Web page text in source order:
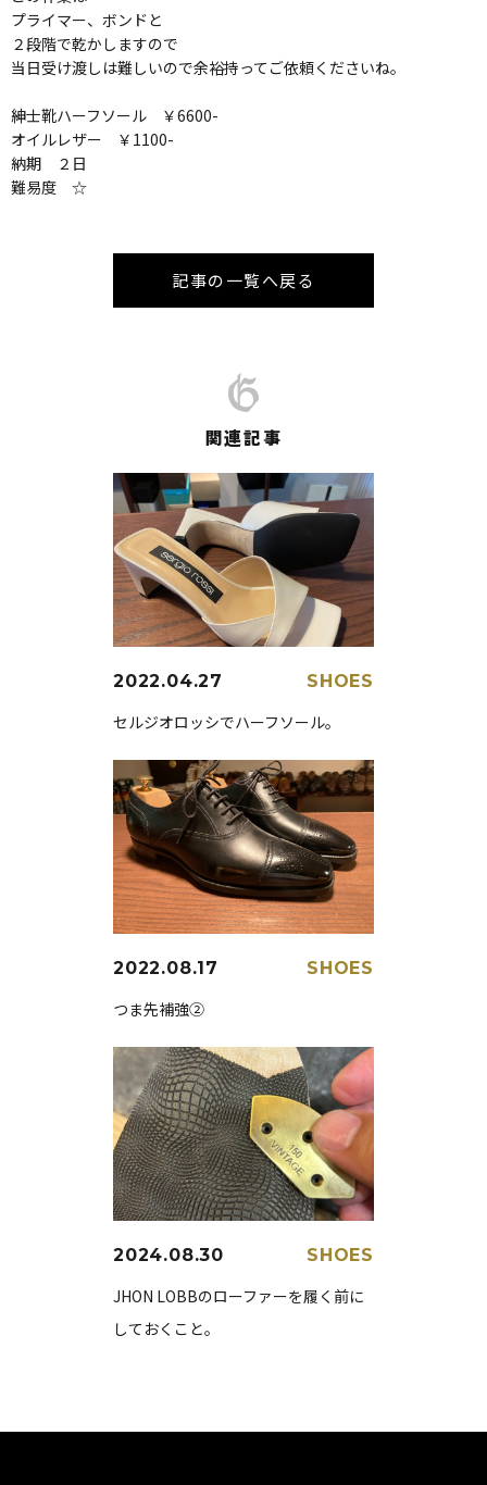
プライマー、ボンドと
２段階で乾かしますので
当日受け渡しは難しいので余裕持ってご依頼くださいね。
紳士靴ハーフソール ￥6600-
オイルレザー ￥1100-
納期 ２日
難易度 ☆
記事の一覧へ戻る
関連記事
2022.04.27 SHOES
セルジオロッシでハーフソール。
2022.08.17 SHOES
つま先補強②
2024.08.30 SHOES
JHON LOBBのローファーを履く前に
しておくこと。